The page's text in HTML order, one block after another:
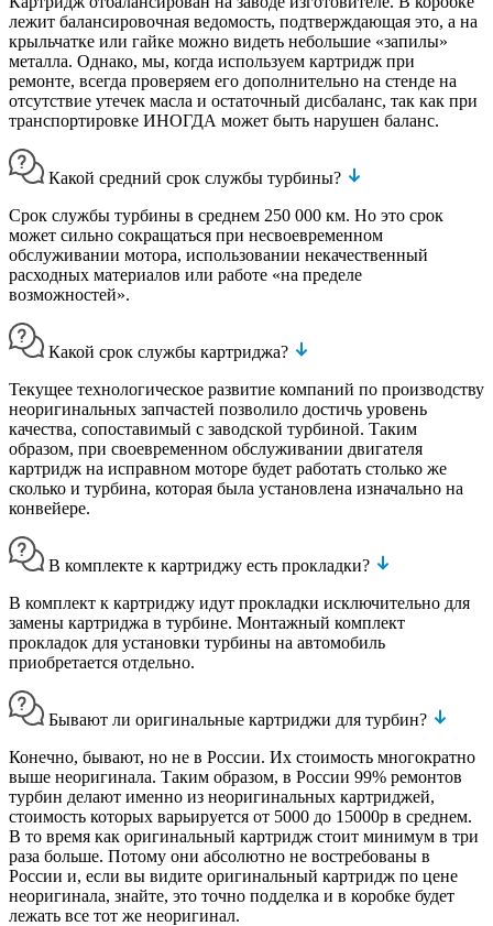
лежит балансировочная ведомость, подтверждающая это, а на
крыльчатке или гайке можно видеть небольшие «запилы»
металла. Однако, мы, когда используем картридж при
ремонте, всегда проверяем его дополнительно на стенде на
отсутствие утечек масла и остаточный дисбаланс, так как при
транспортировке ИНОГДА может быть нарушен баланс.
Какой средний срок службы турбины?
Срок службы турбины в среднем 250 000 км. Но это срок
может сильно сокращаться при несвоевременном
обслуживании мотора, использовании некачественный
расходных материалов или работе «на пределе
возможностей».
Какой срок службы картриджа?
Текущее технологическое развитие компаний по производству
неоригинальных запчастей позволило достичь уровень
качества, сопоставимый с заводской турбиной. Таким
образом, при своевременном обслуживании двигателя
картридж на исправном моторе будет работать столько же
сколько и турбина, которая была установлена изначально на
конвейере.
В комплекте к картриджу есть прокладки?
В комплект к картриджу идут прокладки исключительно для
замены картриджа в турбине. Монтажный комплект
прокладок для установки турбины на автомобиль
приобретается отдельно.
Бывают ли оригинальные картриджи для турбин?
Конечно, бывают, но не в России. Их стоимость многократно
выше неоригинала. Таким образом, в России 99% ремонтов
турбин делают именно из неоригинальных картриджей,
стоимость которых варьируется от 5000 до 15000р в среднем.
В то время как оригинальный картридж стоит минимум в три
раза больше. Потому они абсолютно не востребованы в
России и, если вы видите оригинальный картридж по цене
неоригинала, знайте, это точно подделка и в коробке будет
лежать все тот же неоригинал.